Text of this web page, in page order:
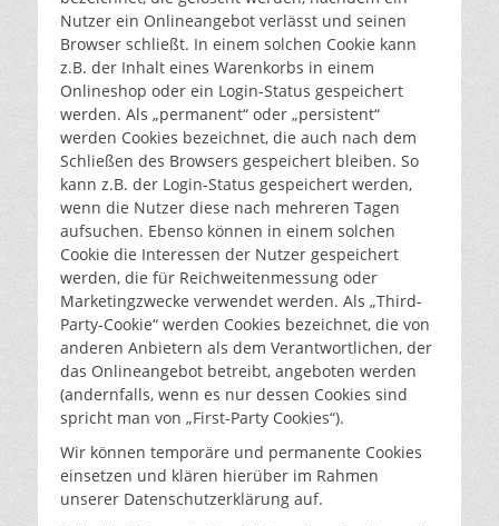
Nutzer ein Onlineangebot verlässt und seinen
Browser schließt. In einem solchen Cookie kann
z.B. der Inhalt eines Warenkorbs in einem
Onlineshop oder ein Login-Status gespeichert
werden. Als „permanent“ oder „persistent“
werden Cookies bezeichnet, die auch nach dem
Schließen des Browsers gespeichert bleiben. So
kann z.B. der Login-Status gespeichert werden,
wenn die Nutzer diese nach mehreren Tagen
aufsuchen. Ebenso können in einem solchen
Cookie die Interessen der Nutzer gespeichert
werden, die für Reichweitenmessung oder
Marketingzwecke verwendet werden. Als „Third-
Party-Cookie“ werden Cookies bezeichnet, die von
anderen Anbietern als dem Verantwortlichen, der
das Onlineangebot betreibt, angeboten werden
(andernfalls, wenn es nur dessen Cookies sind
spricht man von „First-Party Cookies“).
Wir können temporäre und permanente Cookies
einsetzen und klären hierüber im Rahmen
unserer Datenschutzerklärung auf.